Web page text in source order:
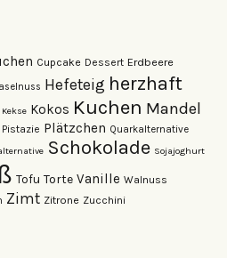
Cupcake Dessert Erdbeere
Hefeteig herzhaft
Kekse Kokos Kuchen Mandel
Pistazie Plätzchen Quarkalternative
Schokolade Sojajoghurt
Tofu Torte Vanille Walnuss
Zimt Zitrone Zucchini